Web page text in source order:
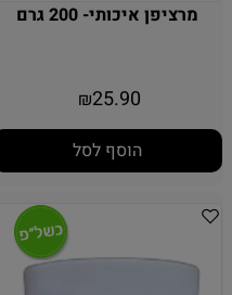
מרציפן איכותי- 200 גרם
₪25.90
הוסף לסל